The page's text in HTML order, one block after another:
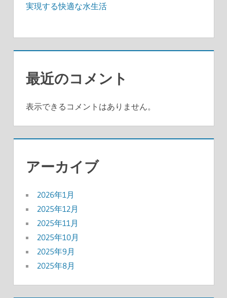
実現する快適な水生活
最近のコメント
表示できるコメントはありません。
アーカイブ
2026年1月
2025年12月
2025年11月
2025年10月
2025年9月
2025年8月